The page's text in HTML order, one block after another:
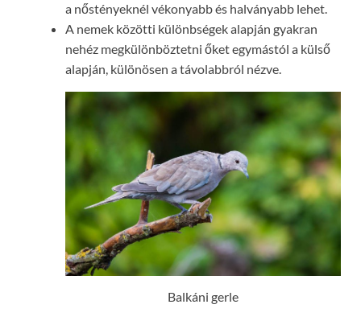
a nőstényeknél vékonyabb és halványabb lehet.
A nemek közötti különbségek alapján gyakran
nehéz megkülönböztetni őket egymástól a külső
alapján, különösen a távolabbról nézve.
Balkáni gerle